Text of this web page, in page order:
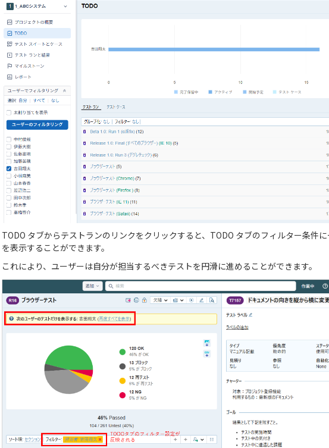
TODO タブからテストランのリンクをクリックすると、TODO タブのフィルター条件
を表示することができます。
これにより、ユーザーは自分が担当するべきテストを円滑に進めることができます。